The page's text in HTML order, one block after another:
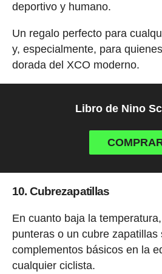
deportivo y humano.
Un regalo perfecto para
y, especialmente, para
dorada del XCO moderno.
Libro de Nino
10. Cubrezapatillas
En cuanto baja la
punteras o un cubre zapatillas
complementos básicos en la
cualquier ciclista.